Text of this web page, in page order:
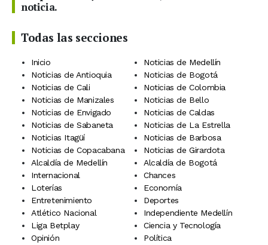
noticia.
Todas las secciones
Inicio
Noticias de Medellín
Noticias de Antioquia
Noticias de Bogotá
Noticias de Cali
Noticias de Colombia
Noticias de Manizales
Noticias de Bello
Noticias de Envigado
Noticias de Caldas
Noticias de Sabaneta
Noticias de La Estrella
Noticias Itagüí
Noticias de Barbosa
Noticias de Copacabana
Noticias de Girardota
Alcaldía de Medellín
Alcaldía de Bogotá
Internacional
Chances
Loterías
Economía
Entretenimiento
Deportes
Atlético Nacional
Independiente Medellín
Liga Betplay
Ciencia y Tecnología
Opinión
Política